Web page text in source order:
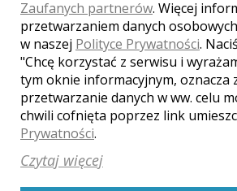
Zaufanych partnerów. Więcej
przetwarzaniem danych
w naszej Polityce Prywatności.
"Chcę korzystać z serwisu i
tym oknie informacyjnym, oznacza
przetwarzanie danych w ww. celu
chwili cofnięta poprzez link
Prywatności.
Czytaj więcej